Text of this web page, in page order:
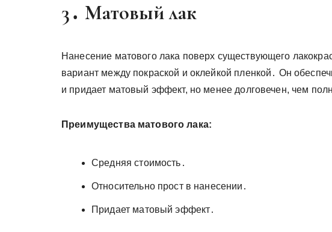
3․ Матовый лак
Нанесение матового лака поверх существующего
вариант между покраской и оклейкой пленкой․ Он
и придает матовый эффект, но менее долговечен, чем
Преимущества матового лака:
Средняя стоимость․
Относительно прост в нанесении․
Придает матовый эффект․